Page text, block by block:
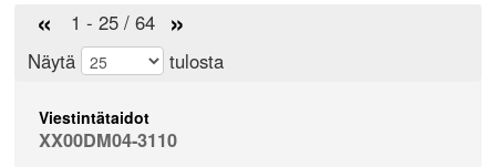
« 1 - 25 / 64 »
Näytä tulosta
Viestintätaidot
XX00DM04-3110